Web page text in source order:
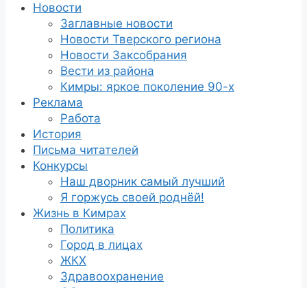
Новости
Заглавные новости
Новости Тверского региона
Новости Заксобрания
Вести из района
Кимры: яркое поколение 90-х
Реклама
Работа
История
Письма читателей
Конкурсы
Наш дворник самый лучший
Я горжусь своей роднёй!
Жизнь в Кимрах
Политика
Город в лицах
ЖКХ
Здравоохранение